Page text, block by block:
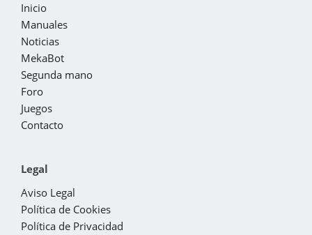
Inicio
Manuales
Noticias
MekaBot
Segunda mano
Foro
Juegos
Contacto
Legal
Aviso Legal
Política de Cookies
Política de Privacidad